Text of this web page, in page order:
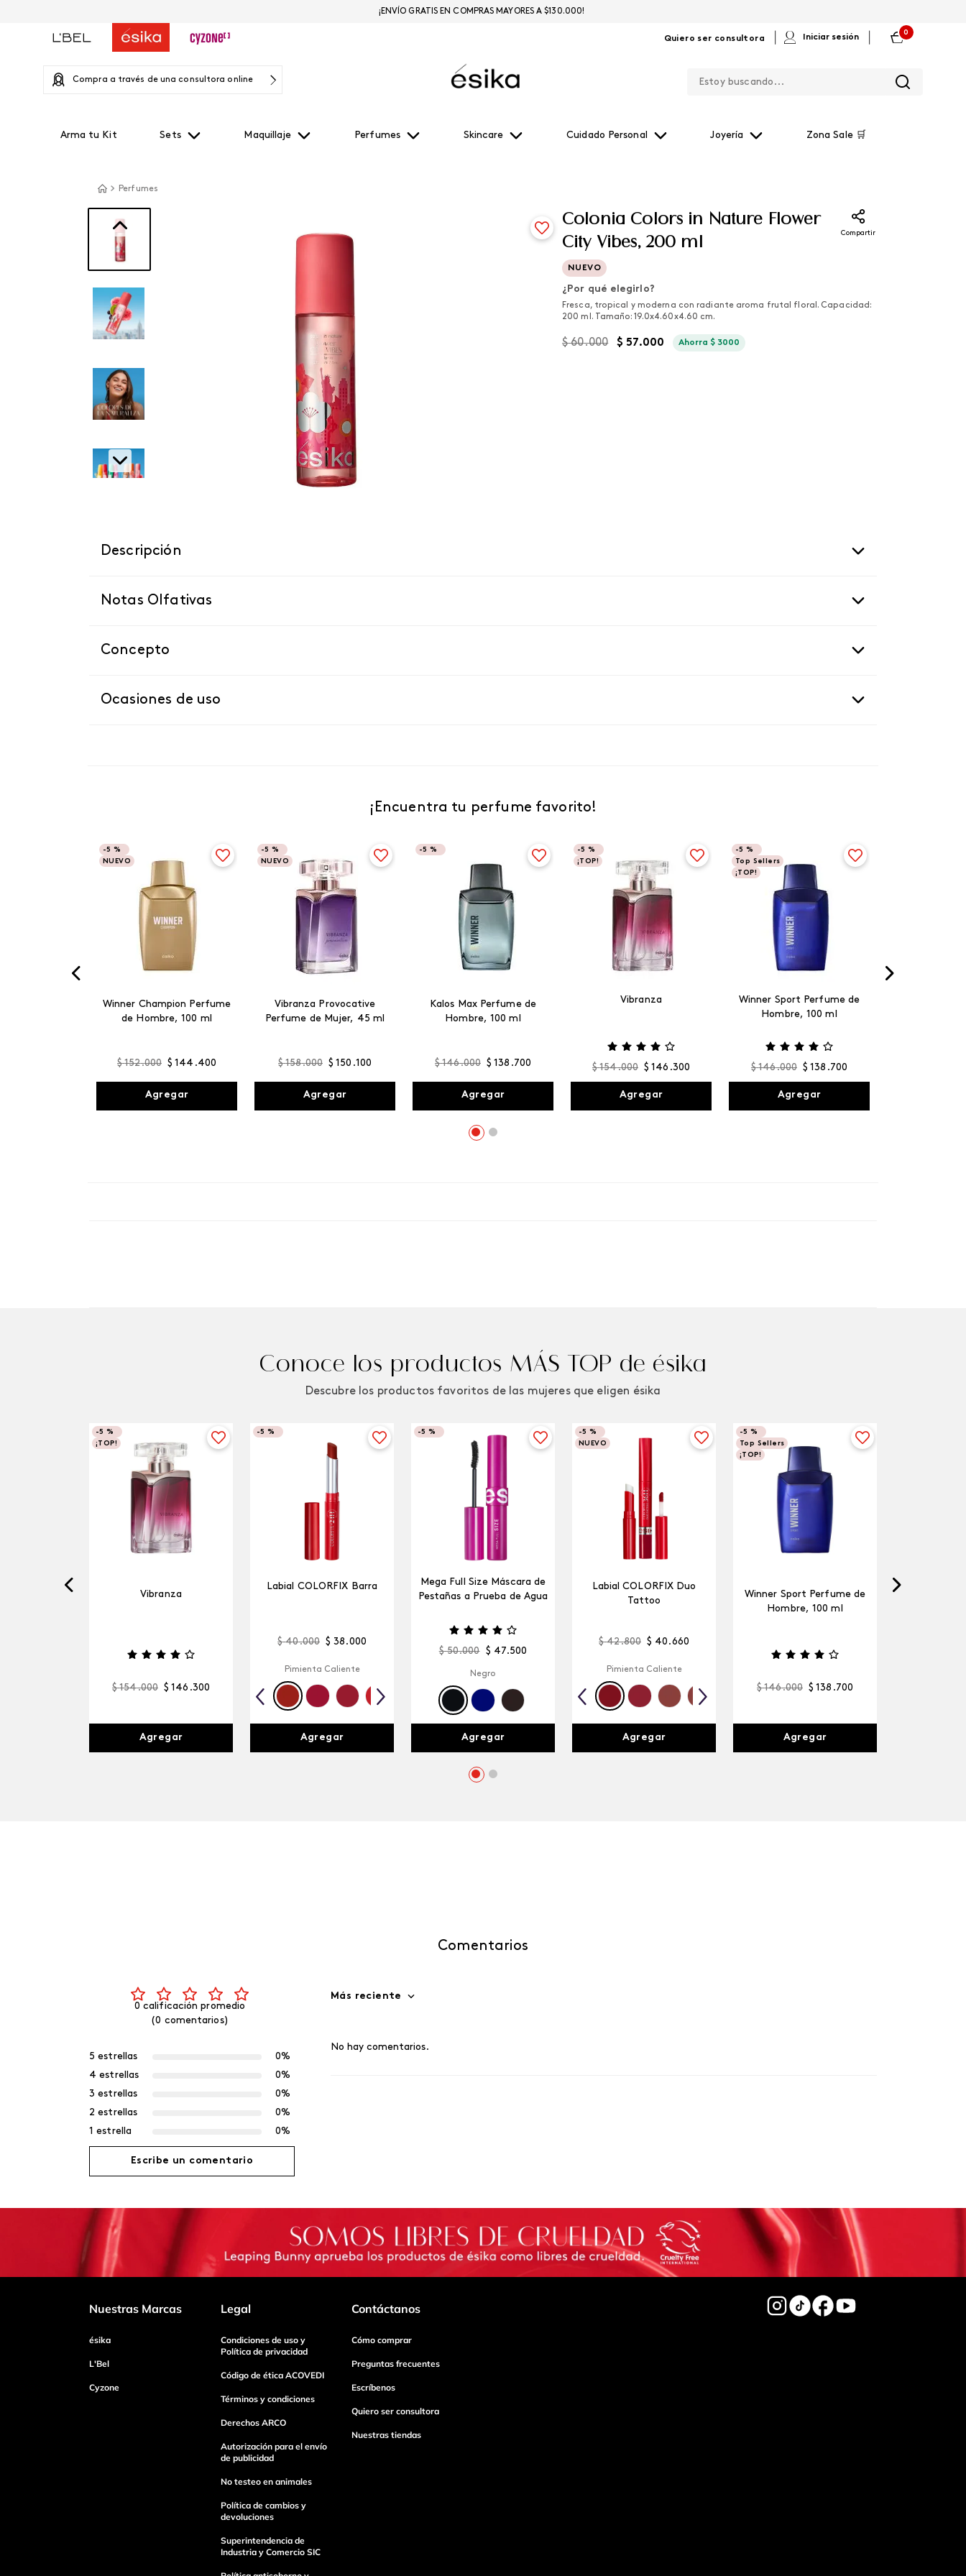
Quiero ser consultora Iniciar sesión
0
Compra a través de una consultora online
Arma tu Kit Sets Maquillaje Perfumes Skincare Cuidado Personal Joyería Zona Sale 🛒
¡ENVÍO GRATIS EN COMPRAS MAYORES A $130.000!
Perfumes
Colonia Colors in Nature Flower
City Vibes, 200 ml
Compartir
NUEVO
¿Por qué elegirlo?
Fresca, tropical y moderna con radiante aroma frutal floral. Capacidad:
200 ml. Tamaño: 19.0x4.60x4.60 cm.
$ 60.000 $ 57.000 Ahorra$ 3000
Descripción
Notas Olfativas
Concepto
Ocasiones de uso
¡Encuentra tu perfume favorito!
-5 %
NUEVO
Winner Champion Perfume
de Hombre, 100 ml
$ 152.000 $ 144 .400
Agregar
-5 %
NUEVO
Vibranza Provocative
Perfume de Mujer, 45 ml
$ 158.000 $ 150 .100
Agregar
-5 %
Kalos Max Perfume de
Hombre, 100 ml
$ 146.000 $ 138 .700
Agregar
-5 %
¡TOP!
Vibranza
$ 154.000 $ 146 .300
Agregar
-5 %
Top Sellers
¡TOP!
Winner Sport Perfume de
Hombre, 100 ml
$ 146.000 $ 138 .700
Agregar
Conoce los productos MÁS TOP de ésika
Descubre los productos favoritos de las mujeres que eligen ésika
-5 %
¡TOP!
Vibranza
$ 154.000 $ 146 .300
Agregar
-5 %
Labial COLORFIX Barra
$ 40.000 $ 38 .000
Pimienta Caliente
Agregar
-5 %
Mega Full Size Máscara de
Pestañas a Prueba de Agua
$ 50.000 $ 47.500
Negro
Agregar
-5 %
NUEVO
Labial COLORFIX Duo
Tattoo
$ 42.800 $ 40 .660
Pimienta Caliente
Agregar
-5 %
Top Sellers
¡TOP!
Winner Sport Perfume de
Hombre, 100 ml
$ 146.000 $ 138 .700
Agregar
Comentarios
0 calificación promedio
(0 comentarios)
5 estrellas
0%
4 estrellas
0%
3 estrellas
0%
2 estrellas
0%
1 estrella
0%
Escribe un comentario
Agregar comentario
Título
Tu nombre
Enviar Comentario
Más reciente
No hay comentarios.
Nuestras Marcas
ésika
L'Bel
Cyzone
Legal
Condiciones de uso y
Política de privacidad
Código de ética ACOVEDI
Términos y condiciones
Derechos ARCO
Autorización para el envío
de publicidad
No testeo en animales
Política de cambios y
devoluciones
Superintendencia de
Industria y Comercio SIC
Contáctanos
Cómo comprar
Preguntas frecuentes
Escríbenos
Quiero ser consultora
Nuestras tiendas